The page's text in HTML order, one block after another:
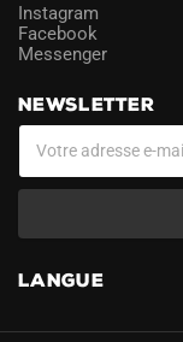
Instagram
Facebook
Messenger
NEWSLETTER
LANGUE